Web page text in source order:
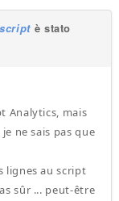
è stato
Analytics, mais
ne sais pas que
lignes au script
sûr ... peut-être